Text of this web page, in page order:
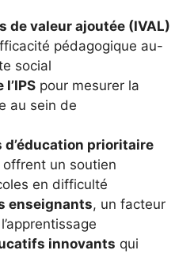
de valeur ajoutée (IVAL)
pédagogique au-
social
pour mesurer la
au sein de
prioritaire
offrent un soutien
en difficulté
enseignants, un facteur
innovants qui